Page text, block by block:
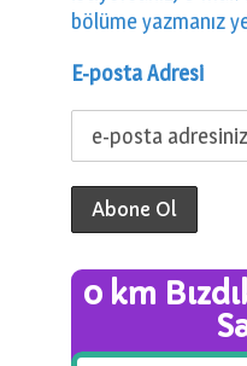
bölüme yazmanız
E-posta Adresi
0 km